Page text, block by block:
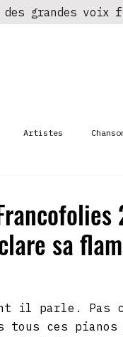
grandes voix
Artistes
sa
il parle. Pas
tous ces